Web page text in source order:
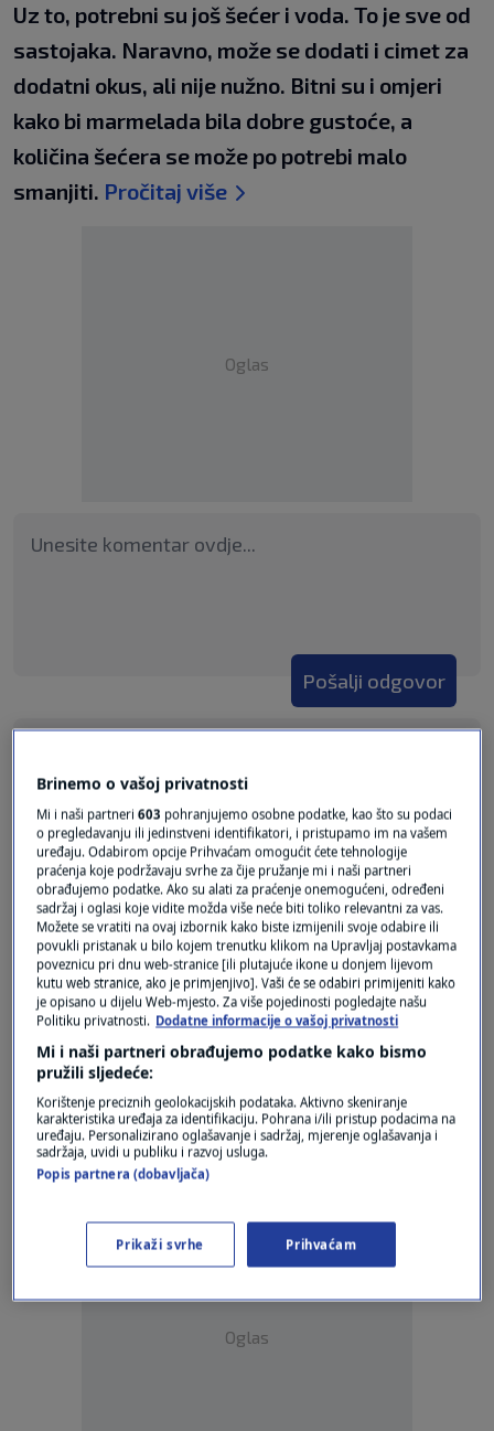
Uz to, potrebni su još šećer i voda. To je sve od
sastojaka. Naravno, može se dodati i cimet za
dodatni okus, ali nije nužno. Bitni su i omjeri
kako bi marmelada bila dobre gustoće, a
količina šećera se može po potrebi malo
smanjiti. Pročitaj više
Oglas
Pošalji odgovor
Pošalji
Oglas
Oglas
Brinemo o vašoj privatnosti
Mi i naši partneri603 pohranjujemo osobne podatke, kao što su podaci
o pregledavanju ili jedinstveni identifikatori, i pristupamo im na vašem
uređaju. Odabirom opcije Prihvaćam omogućit ćete tehnologije
praćenja koje podržavaju svrhe za čije pružanje mi i naši partneri
obrađujemo podatke. Ako su alati za praćenje onemogućeni, određeni
sadržaj i oglasi koje vidite možda više neće biti toliko relevantni za vas.
Možete se vratiti na ovaj izbornik kako biste izmijenili svoje odabire ili
povukli pristanak u bilo kojem trenutku klikom na Upravljaj postavkama
poveznicu pri dnu web-stranice [ili plutajuće ikone u donjem lijevom
kutu web stranice, ako je primjenjivo]. Vaši će se odabiri primijeniti kako
je opisano u dijelu Web-mjesto. Za više pojedinosti pogledajte našu
Politiku privatnosti. Dodatne informacije o vašoj privatnosti
Mi i naši partneri obrađujemo podatke kako bismo
pružili sljedeće:
Korištenje preciznih geolokacijskih podataka. Aktivno skeniranje
karakteristika uređaja za identifikaciju. Pohrana i/ili pristup podacima na
uređaju. Personalizirano oglašavanje i sadržaj, mjerenje oglašavanja i
sadržaja, uvidi u publiku i razvoj usluga.
Popis partnera (dobavljača)
Prikaži svrhe Prihvaćam